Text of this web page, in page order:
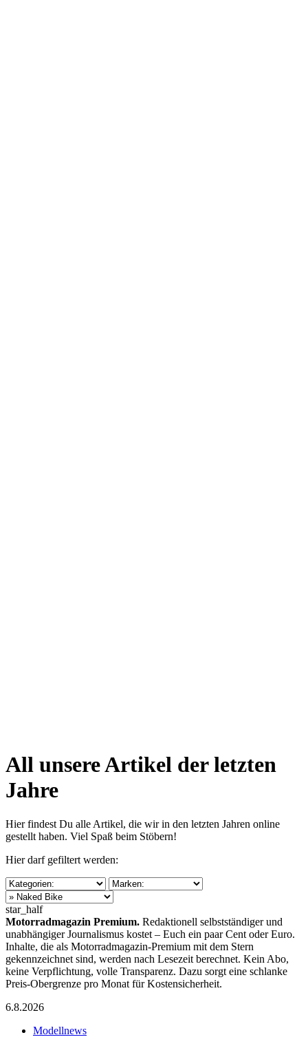
All unsere Artikel der letzten
Jahre
Hier findest Du alle Artikel, die wir in den letzten Jahren online
gestellt haben. Viel Spaß beim Stöbern!
Hier darf gefiltert werden:
star_half
Motorradmagazin Premium. Redaktionell selbstständiger und
unabhängiger Journalismus kostet – Euch ein paar Cent oder Euro.
Inhalte, die als Motorradmagazin-Premium mit dem Stern
gekennzeichnet sind, werden nach Lesezeit berechnet. Kein Abo,
keine Verpflichtung, volle Transparenz. Dazu sorgt eine schlanke
Preis-Obergrenze pro Monat für Kostensicherheit.
6.8.2026
Modellnews